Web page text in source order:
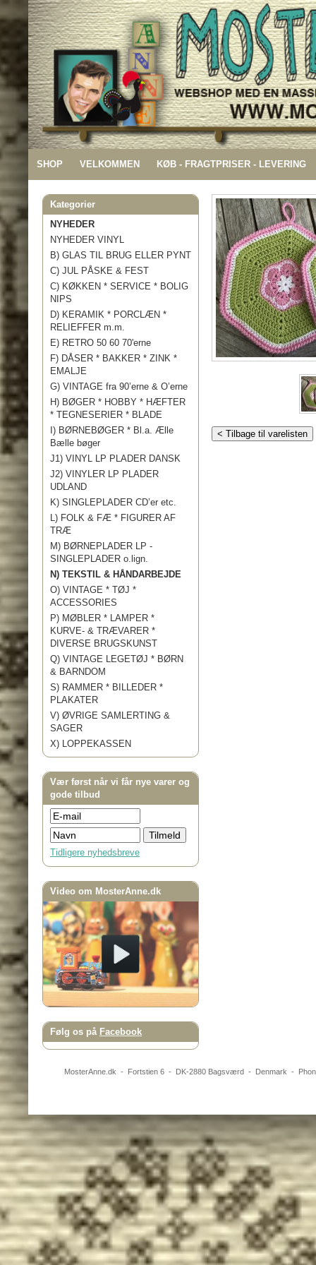
SHOP VELKOMMEN KØB - FRAGTPRISER - LEVERING
Kategorier
NYHEDER
NYHEDER VINYL
B) GLAS TIL BRUG ELLER PYNT
C) JUL PÅSKE & FEST
C) KØKKEN * SERVICE * BOLIG
NIPS
D) KERAMIK * PORCLÆN *
RELIEFFER m.m.
E) RETRO 50 60 70'erne
F) DÅSER * BAKKER * ZINK *
EMALJE
G) VINTAGE fra 90’erne & O’erne
H) BØGER * HOBBY * HÆFTER
* TEGNESERIER * BLADE
I) BØRNEBØGER * Bl.a. Ælle
Bælle bøger
J1) VINYL LP PLADER DANSK
J2) VINYLER LP PLADER
UDLAND
K) SINGLEPLADER CD’er etc.
L) FOLK & FÆ * FIGURER AF
TRÆ
M) BØRNEPLADER LP -
SINGLEPLADER o.lign.
N) TEKSTIL & HÅNDARBEJDE
O) VINTAGE * TØJ *
ACCESSORIES
P) MØBLER * LAMPER *
KURVE- & TRÆVARER *
DIVERSE BRUGSKUNST
Q) VINTAGE LEGETØJ * BØRN
& BARNDOM
S) RAMMER * BILLEDER *
PLAKATER
V) ØVRIGE SAMLERTING &
SAGER
X) LOPPEKASSEN
Vær først når vi får nye varer og
gode tilbud
Tidligere nyhedsbreve
Video om MosterAnne.dk
Følg os på Facebook
< Tilbage til varelisten
MosterAnne.dk - Fortstien 6- DK-2880 Bagsværd- Denmark -